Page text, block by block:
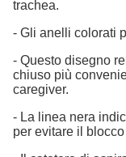
trachea.
- Gli anelli colorati
- Questo disegno
chiuso più
caregiver.
- La linea nera
per evitare il